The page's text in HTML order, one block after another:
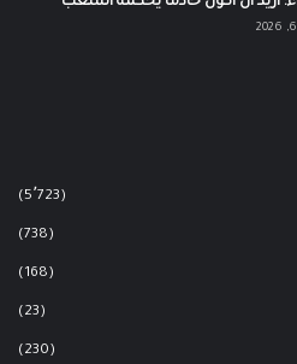
(5٬723)
(738)
(168)
(23)
(230)